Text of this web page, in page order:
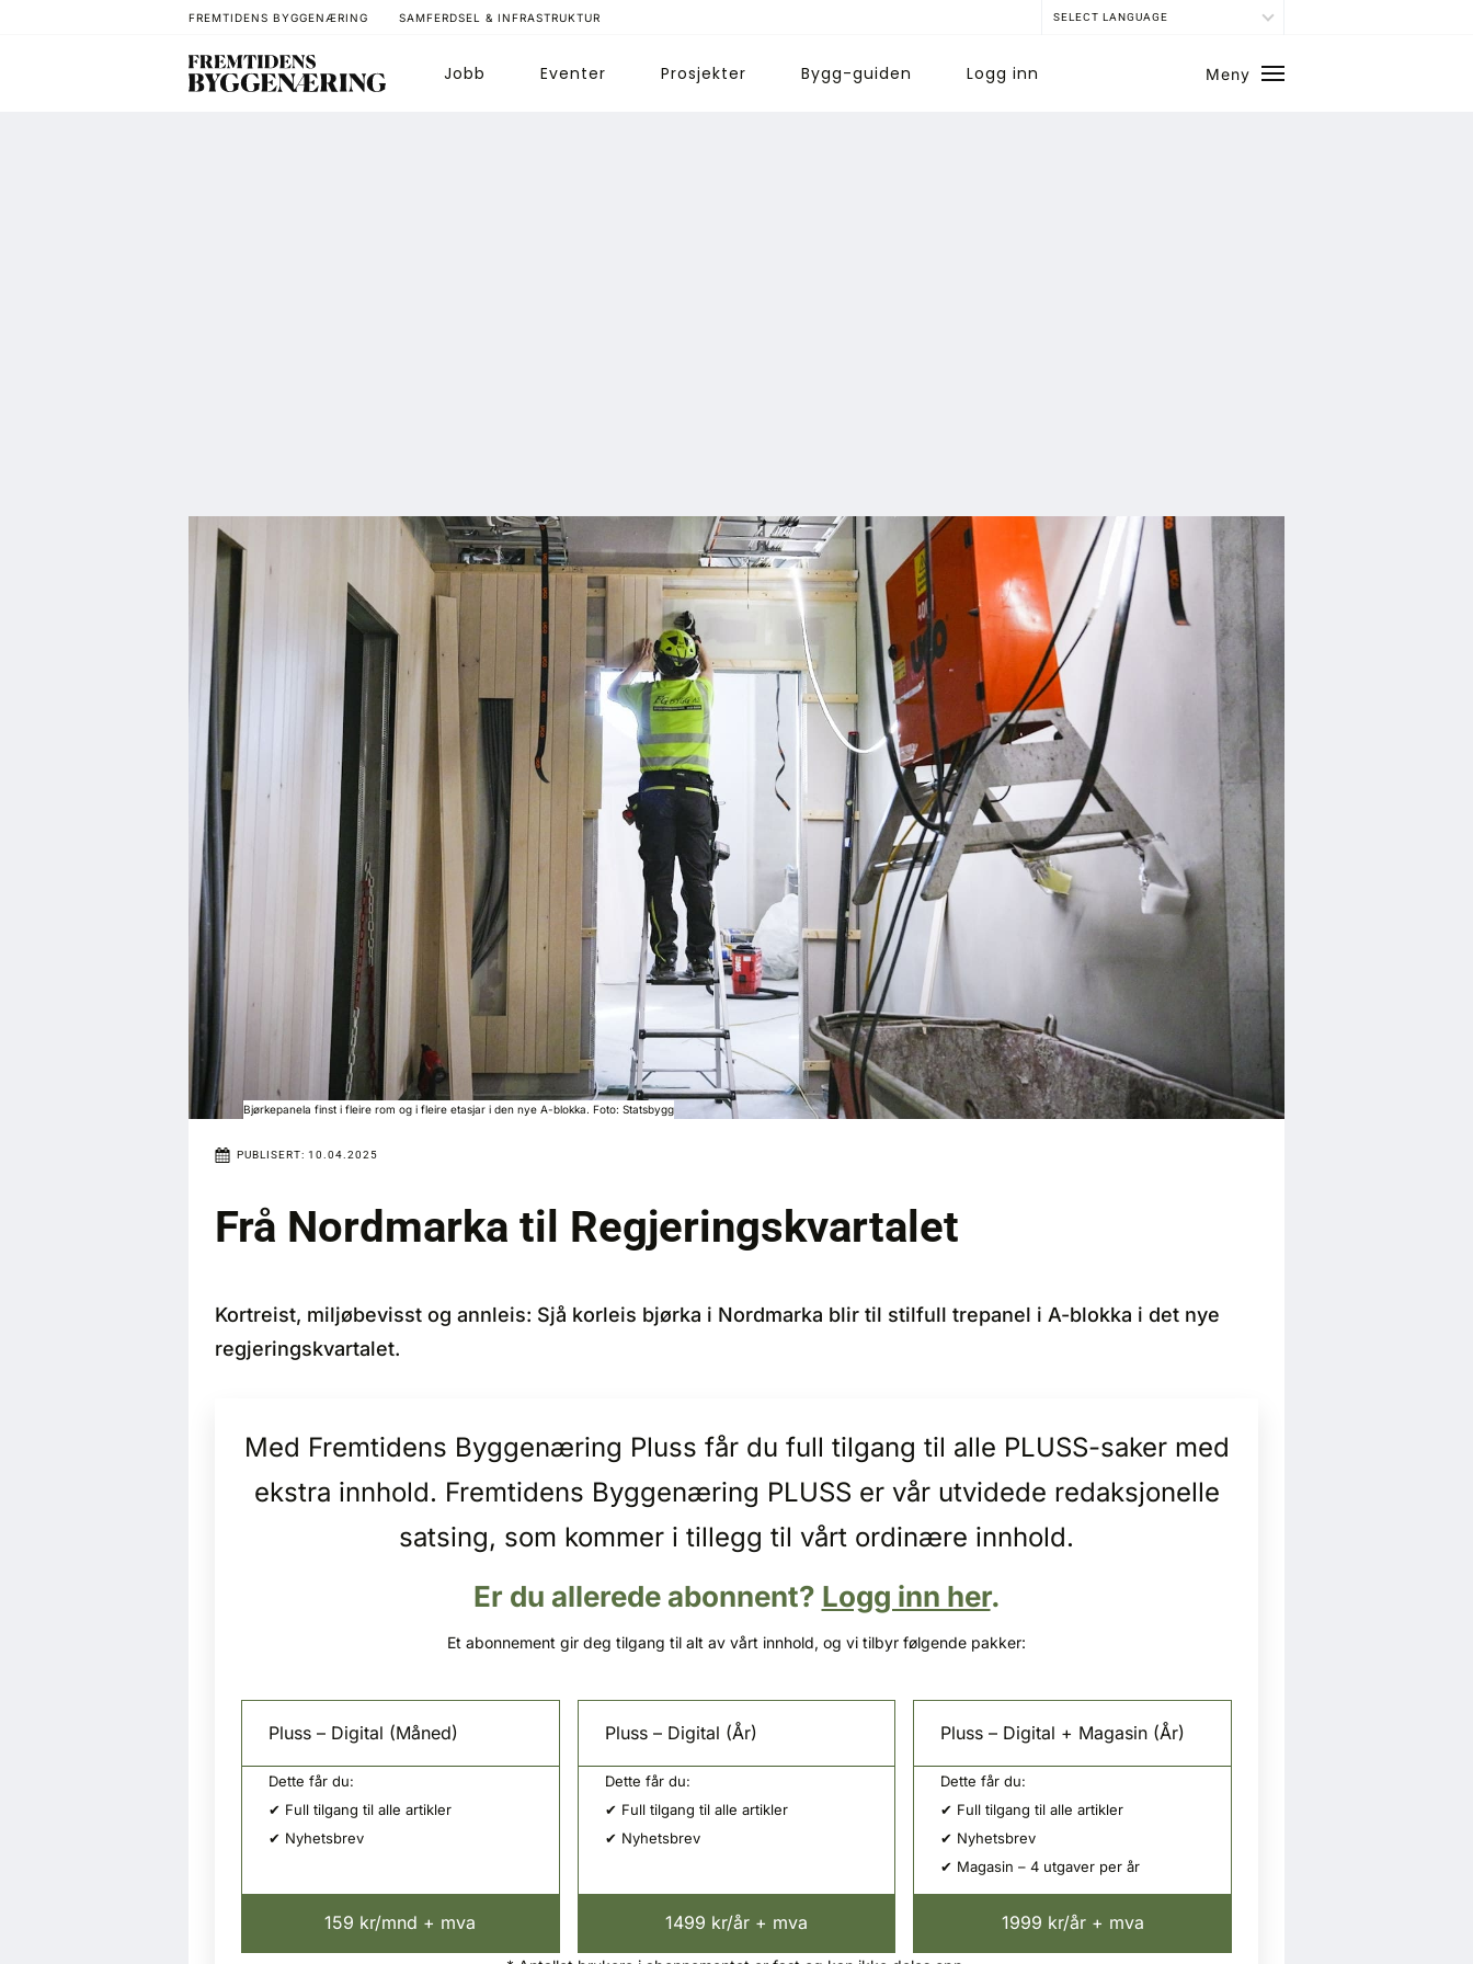
FREMTIDENS BYGGENÆRING SAMFERDSEL & INFRASTRUKTUR SELECT LANGUAGE
Jobb Eventer Prosjekter Bygg-guiden Logg inn
Meny
Bjørkepanela finst i fleire rom og i fleire etasjar i den nye A-blokka. Foto: Statsbygg
PUBLISERT: 10.04.2025
Frå Nordmarka til Regjeringskvartalet
Kortreist, miljøbevisst og annleis: Sjå korleis bjørka i Nordmarka blir til stilfull trepanel i A-blokka i det nye
regjeringskvartalet.
Med Fremtidens Byggenæring Pluss får du full tilgang til alle PLUSS-saker med
ekstra innhold. Fremtidens Byggenæring PLUSS er vår utvidede redaksjonelle
satsing, som kommer i tillegg til vårt ordinære innhold.
Er du allerede abonnent? Logg inn her.
Et abonnement gir deg tilgang til alt av vårt innhold, og vi tilbyr følgende pakker:
Pluss – Digital (Måned)
Dette får du:
✔ Full tilgang til alle artikler
✔ Nyhetsbrev
159 kr/mnd + mva
Pluss – Digital (År)
Dette får du:
✔ Full tilgang til alle artikler
✔ Nyhetsbrev
1499 kr/år + mva
Pluss – Digital + Magasin (År)
Dette får du:
✔ Full tilgang til alle artikler
✔ Nyhetsbrev
✔ Magasin – 4 utgaver per år
1999 kr/år + mva